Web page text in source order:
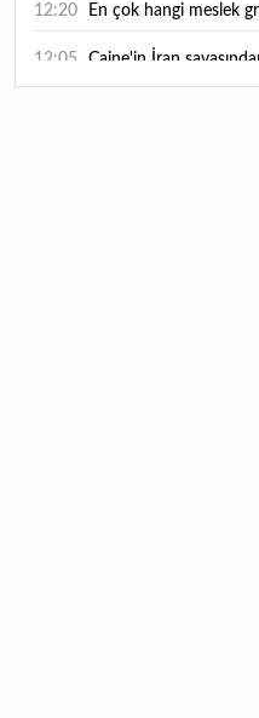
12:20 En çok hangi meslek
12:05 Caine'in İran